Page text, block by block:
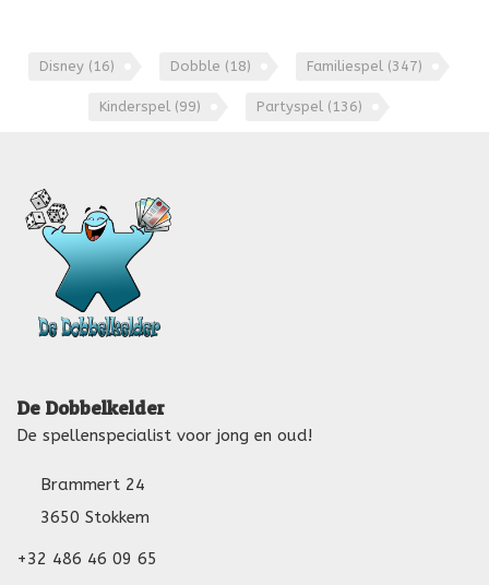
Disney (16) Dobble (18) Familiespel (347)
Kinderspel (99) Partyspel (136)
De Dobbelkelder
De spellenspecialist voor jong en oud!
Brammert 24
3650 Stokkem
+32 486 46 09 65